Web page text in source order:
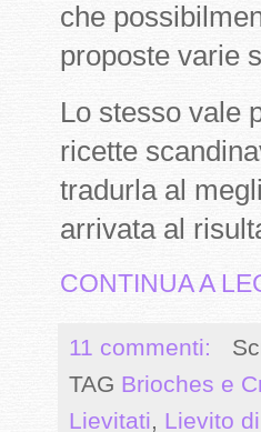
che
proposte varie
Lo stesso vale
ricette
tradurla al
arrivata al
CONTINUA A
11 commenti:
TAG Brioches e
Lievitati, Lievito